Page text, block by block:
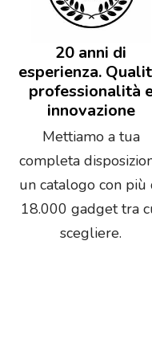
20 anni di
esperienza.
professionalità
innovazione
Mettiamo a tua
completa
un catalogo con più
18.000 gadget tra
scegliere.